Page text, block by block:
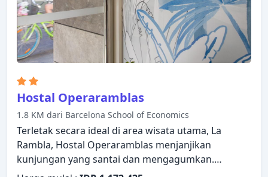
Hostal Operaramblas
1.8 KM dari Barcelona School of Economics
Terletak secara ideal di area wisata utama, La
Rambla, Hostal Operaramblas menjanjikan
kunjungan yang santai dan mengagumkan.
Menampilkan daftar fasilitas yang lengkap, tamu